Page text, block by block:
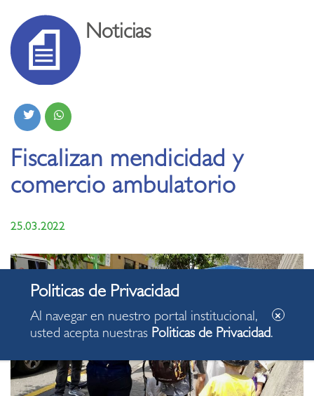
Noticias
Fiscalizan mendicidad y
comercio ambulatorio
25.03.2022
Al navegar en nuestro portal institucional,
usted acepta nuestras Politicas de Privacidad.